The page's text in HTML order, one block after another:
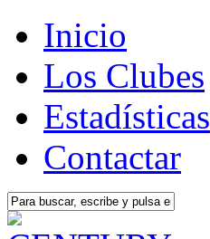
Inicio
Los Clubes
Estadísticas
Contactar